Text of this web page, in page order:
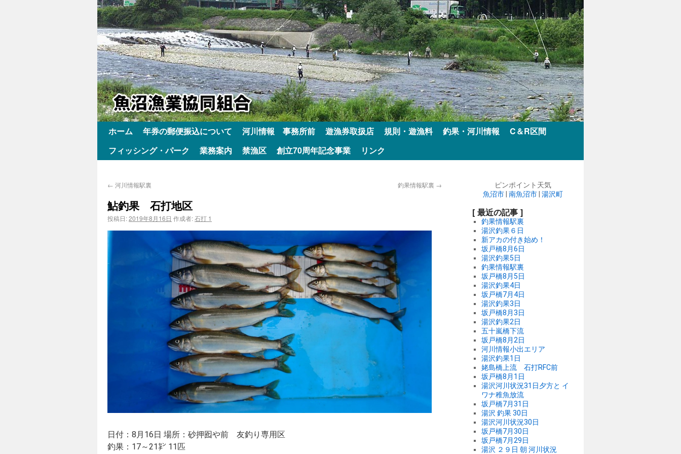
ホーム 年券の郵便振込について 河川情報 事務所前 遊漁券取扱店 規則・遊漁料 釣果・河川情報
C＆R区間
フィッシング・パーク
業務案内 禁漁区 創立70周年記念事業 リンク
← 河川情報駅裏 釣果情報駅裏 →
鮎釣果 石打地区
投稿日:2019年8月16日 作成者:石打 1
日付：8月16日 場所：砂押囮や前 友釣り専用区
釣果：17～21㌢ 11匹
ピンポイント天気
魚沼市 南魚沼市 湯沢町
[ 最近の記事 ]
釣果情報駅裏
湯沢釣果６日
新アカの付き始め！
坂戸橋8月6日
湯沢釣果5日
釣果情報駅裏
坂戸橋8月5日
湯沢釣果4日
坂戸橋7月4日
湯沢釣果3日
坂戸橋8月3日
湯沢釣果2日
五十嵐橋下流
坂戸橋8月2日
河川情報小出エリア
湯沢釣果1日
姥島橋上流 石打RFC前
坂戸橋8月1日
湯沢河川状況31日夕方と イ
ワナ稚魚放流
坂戸橋7月31日
湯沢 釣果 30日
湯沢河川状況30日
坂戸橋7月30日
坂戸橋7月29日
湯沢 ２９日 朝 河川状況